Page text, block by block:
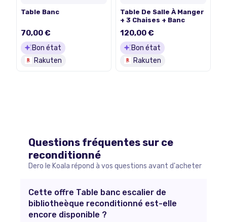
Table Banc
70,00 €
Bon état
Rakuten
Table De Salle À Manger
+ 3 Chaises + Banc
120,00 €
Bon état
Rakuten
Questions fréquentes sur ce
reconditionné
Dero le Koala répond à vos questions avant d'acheter
Cette offre Table banc escalier de
bibliotheèque reconditionné est-elle
encore disponible ?